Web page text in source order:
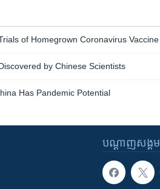
of Homegrown Coronavirus Vaccine
by Chinese Scientists
Has Pandemic Potential
បណ្តាញ​សង្គម